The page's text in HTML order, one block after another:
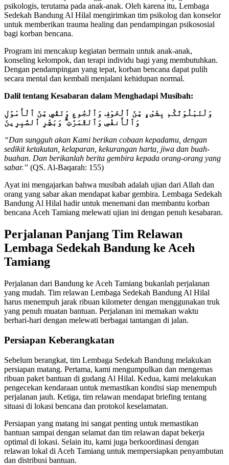
psikologis, terutama pada anak-anak. Oleh karena itu, Lembaga
Sedekah Bandung Al Hilal mengirimkan tim psikolog dan konselor
untuk memberikan trauma healing dan pendampingan psikososial
bagi korban bencana.
Program ini mencakup kegiatan bermain untuk anak-anak,
konseling kelompok, dan terapi individu bagi yang membutuhkan.
Dengan pendampingan yang tepat, korban bencana dapat pulih
secara mental dan kembali menjalani kehidupan normal.
Dalil tentang Kesabaran dalam Menghadapi Musibah:
وَلَنَبْلُوَنَّكُم بِشَىْءٍ مِّنَ ٱلْخَوْفِ وَٱلْجُوعِ وَنَقْصٍ مِّنَ ٱلْأَمْوَٰلِ
وَٱلْأَنفُسِ وَٱلثَّمَرَٰتِ ۗ وَبَشِّرِ ٱلصَّٰبِرِينَ
“Dan sungguh akan Kami berikan cobaan kepadamu, dengan
sedikit ketakutan, kelaparan, kekurangan harta, jiwa dan buah-
buahan. Dan berikanlah berita gembira kepada orang-orang yang
sabar.” (QS. Al-Baqarah: 155)
Ayat ini mengajarkan bahwa musibah adalah ujian dari Allah dan
orang yang sabar akan mendapat kabar gembira. Lembaga Sedekah
Bandung Al Hilal hadir untuk menemani dan membantu korban
bencana Aceh Tamiang melewati ujian ini dengan penuh kesabaran.
Perjalanan Panjang Tim Relawan
Lembaga Sedekah Bandung ke Aceh
Tamiang
Perjalanan dari Bandung ke Aceh Tamiang bukanlah perjalanan
yang mudah. Tim relawan Lembaga Sedekah Bandung Al Hilal
harus menempuh jarak ribuan kilometer dengan menggunakan truk
yang penuh muatan bantuan. Perjalanan ini memakan waktu
berhari-hari dengan melewati berbagai tantangan di jalan.
Persiapan Keberangkatan
Sebelum berangkat, tim Lembaga Sedekah Bandung melakukan
persiapan matang. Pertama, kami mengumpulkan dan mengemas
ribuan paket bantuan di gudang Al Hilal. Kedua, kami melakukan
pengecekan kendaraan untuk memastikan kondisi siap menempuh
perjalanan jauh. Ketiga, tim relawan mendapat briefing tentang
situasi di lokasi bencana dan protokol keselamatan.
Persiapan yang matang ini sangat penting untuk memastikan
bantuan sampai dengan selamat dan tim relawan dapat bekerja
optimal di lokasi. Selain itu, kami juga berkoordinasi dengan
relawan lokal di Aceh Tamiang untuk mempersiapkan penyambutan
dan distribusi bantuan.